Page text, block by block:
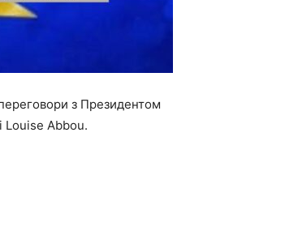
з Президентом
Louise Abbou.